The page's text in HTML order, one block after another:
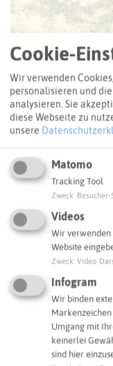
Mehr Bilder
SCHLAGWORTE
So ordnen
Erneuerbare
Klimabildung
Kommunaler
Radverkehr
Herten
Cookie-
Wir verwenden
personalisieren und
analysieren. Sie
diese Webseite zu
unsere
Matomo
Tracking Tool
Zweck
Videos
Wir verwenden
Website
Zweck Video-
Infogram
Wir binden
Umgang mit
keinerlei
sind hier